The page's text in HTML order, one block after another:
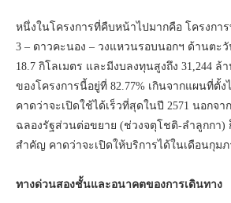
หนึ่งในโครงการที่คืบหน้าไปมากคือ โครงกา
3 – ดาวคะนอง – วงแหวนรอบนอกฯ ด้านตะ
18.7 กิโลเมตร และมีงบลงทุนสูงถึง 31,244
ของโครงการนี้อยู่ที่ 82.77% เกินจากแผนที่ตั้
คาดว่าจะเปิดใช้ได้เร็วที่สุดในปี 2571 นอกจา
ฉลองรัฐส่วนต่อขยาย (ช่วงจตุโชติ-ลำลูกกา)
สำคัญ คาดว่าจะเปิดให้บริการได้ในเดือนกุม
ทางด่วนสองชั้นและอนาคตของการเดินทาง